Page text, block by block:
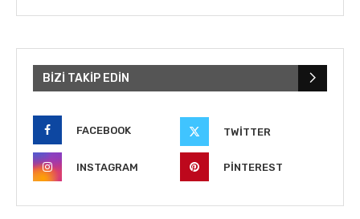
BIZI TAKIP EDIN
FACEBOOK TWITTER
INSTAGRAM PINTEREST